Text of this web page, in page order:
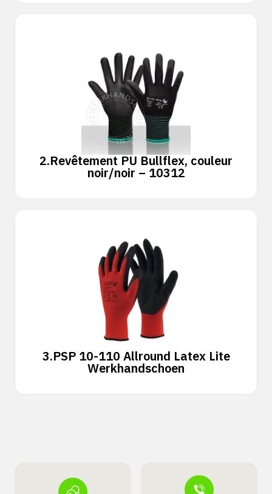
2.Revêtement PU Bullflex, couleur
noir/noir – 10312
3.PSP 10-110 Allround Latex Lite
Werkhandschoen